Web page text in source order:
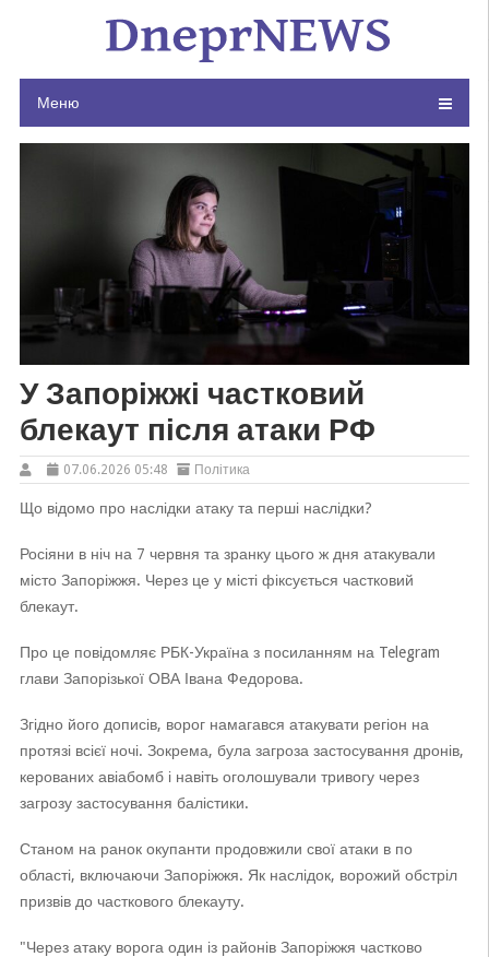
Меню
У Запоріжжі частковий
блекаут після атаки РФ
07.06.2026 05:48 Політика
Що відомо про наслідки атаку та перші наслідки?
Росіяни в ніч на 7 червня та зранку цього ж дня атакували
місто Запоріжжя. Через це у місті фіксується частковий
блекаут.
Про це повідомляє РБК-Україна з посиланням на Telegram
глави Запорізької ОВА Івана Федорова.
Згідно його дописів, ворог намагався атакувати регіон на
протязі всієї ночі. Зокрема, була загроза застосування дронів,
керованих авіабомб і навіть оголошували тривогу через
загрозу застосування балістики.
Станом на ранок окупанти продовжили свої атаки в по
області, включаючи Запоріжжя. Як наслідок, ворожий обстріл
призвів до часткового блекауту.
"Через атаку ворога один із районів Запоріжжя частково